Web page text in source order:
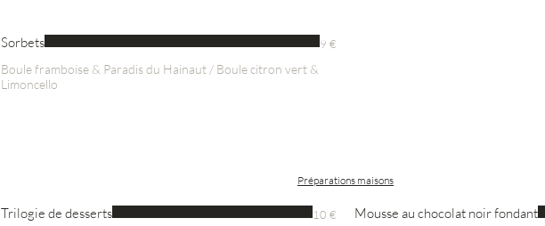
Sorbets
Boule framboise & Paradis du Hainaut / Boule citron vert &
Limoncello
9 €
Préparations maisons
Trilogie de desserts 10 € Mousse au chocolat noir fondant